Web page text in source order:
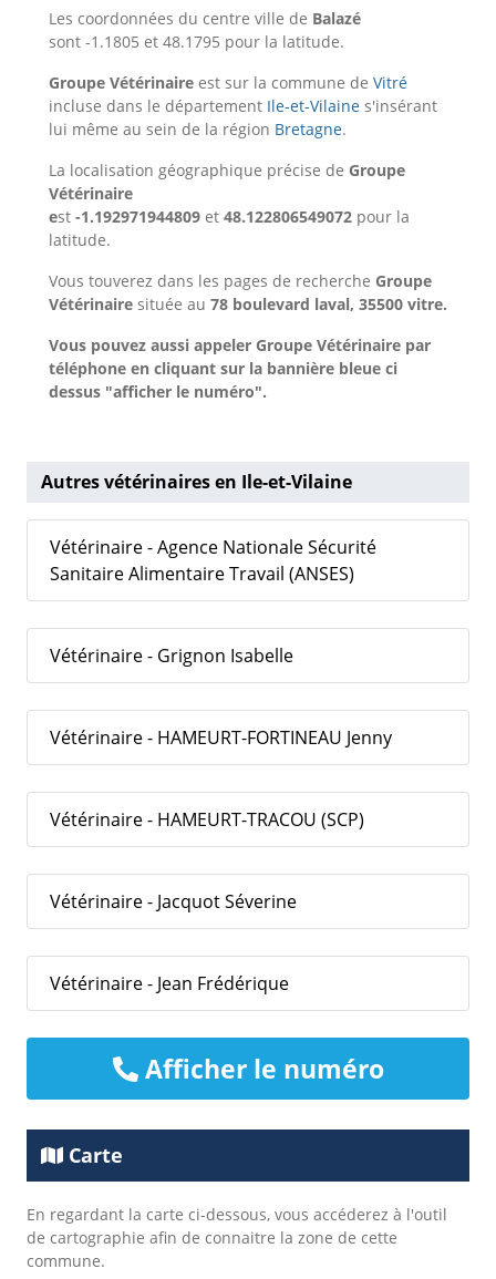
Les coordonnées du centre ville de Balazé
sont -1.1805 et 48.1795 pour la latitude.
Groupe Vétérinaire est sur la commune de Vitré
incluse dans le département Ile-et-Vilaine s'insérant
lui même au sein de la région Bretagne.
La localisation géographique précise de Groupe
Vétérinaire
est -1.192971944809 et 48.122806549072 pour la
latitude.
Vous touverez dans les pages de recherche Groupe
Vétérinaire située au 78 boulevard laval, 35500 vitre.
Vous pouvez aussi appeler Groupe Vétérinaire par
téléphone en cliquant sur la bannière bleue ci
dessus "afficher le numéro".
Autres vétérinaires en Ile-et-Vilaine
Vétérinaire - Agence Nationale Sécurité
Sanitaire Alimentaire Travail (ANSES)
Vétérinaire - Grignon Isabelle
Vétérinaire - HAMEURT-FORTINEAU Jenny
Vétérinaire - HAMEURT-TRACOU (SCP)
Vétérinaire - Jacquot Séverine
Vétérinaire - Jean Frédérique
Afficher le numéro
Carte
En regardant la carte ci-dessous, vous accéderez à l'outil
de cartographie afin de connaitre la zone de cette
commune.